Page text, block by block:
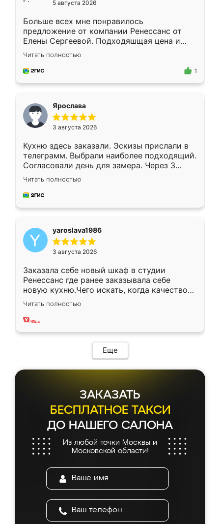
5 августа 2026
Больше всех мне понравилось
предложение от компании Ренессанс от
Елены Сергеевой. Подходяшщая цена и
короткие сроки изготовления. Приехавший
для замера сотрудник Владислав
предложил по моему эскизу самый
Читать полностью
1
Ярослава
3 августа 2026
Кухню здесь заказали. Эскизы прислали в
телеграмм. Выбрали наиболее подходящий.
Согласовали день для замера. Через 3
недели кухня была уже готова. Остались
довольны работой. Спасибо Ренессанс
мебель за качественную работу!
Читать полностью
yaroslava1986
3 августа 2026
Заказала себе новый шкаф в студии
Ренессанс где ранее заказывала себе
новую кухню.Чего искать, когда качеством
вполне довольна. Служит кухня уже почти
два года, нареканий нет.
Читать полностью
Еще
ЗАКАЗАТЬ
БЕСПЛАТНОЕ ТАКСИ
ДО НАШЕГО САЛОНА
Из любой точки Москвы и
Московской области!